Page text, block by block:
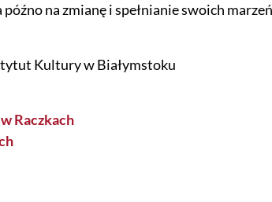
na zmianę i spełnianie swoich
Kultury w Białymstoku
Raczkach